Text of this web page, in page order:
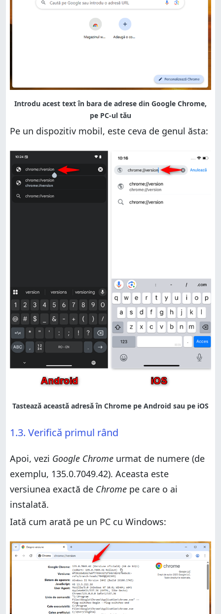
Pe un dispozitiv mobil, este ceva de genul ăsta:
1.3. Verifică primul rând
Apoi, vezi Google Chrome urmat de numere (de
exemplu, 135.0.7049.42). Aceasta este
versiunea exactă de Chrome pe care o ai
instalată.
Iată cum arată pe un PC cu Windows: